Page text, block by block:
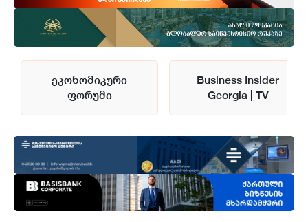
ეკონომიკური
ფორუმი
Business Insider
Georgia | TV